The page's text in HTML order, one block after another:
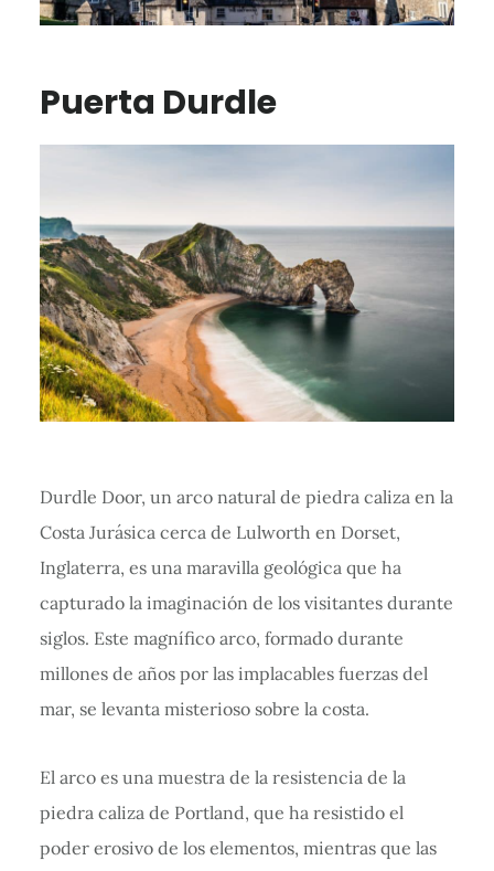
Puerta Durdle
Durdle Door, un arco natural de piedra caliza en la
Costa Jurásica cerca de Lulworth en Dorset,
Inglaterra, es una maravilla geológica que ha
capturado la imaginación de los visitantes durante
siglos. Este magnífico arco, formado durante
millones de años por las implacables fuerzas del
mar, se levanta misterioso sobre la costa.
El arco es una muestra de la resistencia de la
piedra caliza de Portland, que ha resistido el
poder erosivo de los elementos, mientras que las